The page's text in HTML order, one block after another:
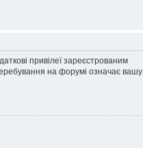
привілеї зареєстрованим
на форумі означає вашу